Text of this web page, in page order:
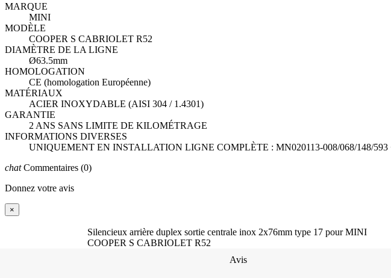
MARQUE
MINI
MODÈLE
COOPER S CABRIOLET R52
DIAMÈTRE DE LA LIGNE
Ø63.5mm
HOMOLOGATION
CE (homologation Européenne)
MATÉRIAUX
ACIER INOXYDABLE (AISI 304 / 1.4301)
GARANTIE
2 ANS SANS LIMITE DE KILOMÉTRAGE
INFORMATIONS DIVERSES
UNIQUEMENT EN INSTALLATION LIGNE COMPLÈTE : MN020113-008/068/148/
chat Commentaires (0)
Donnez votre avis
×
Silencieux arrière duplex sortie centrale inox 2x76mm type 17 pour MINI
COOPER S CABRIOLET R52
Avis